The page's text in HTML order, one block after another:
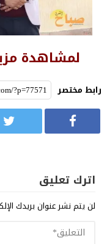
لمشاهدة
رابط مختصر
اترك تعليق
لن يتم نشر عنوان بريدك